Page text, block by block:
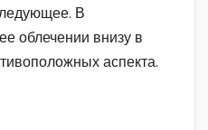
В
облечении внизу в
аспекта.